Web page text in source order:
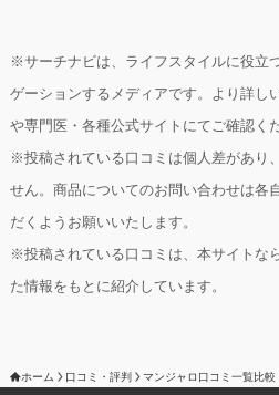
※サーチナビは、ライフスタイルに役立
ゲーションするメディアです。より詳し
や専門医・各種公式サイトにてご確認く
※投稿されている口コミは個人差があり
せん。商品についてのお問い合わせは各
だくようお願いいたします。
※投稿されている口コミは、本サイトな
た情報をもとに紹介しています。
ホーム 口コミ・評判 マンジャロ口コミ一覧比較